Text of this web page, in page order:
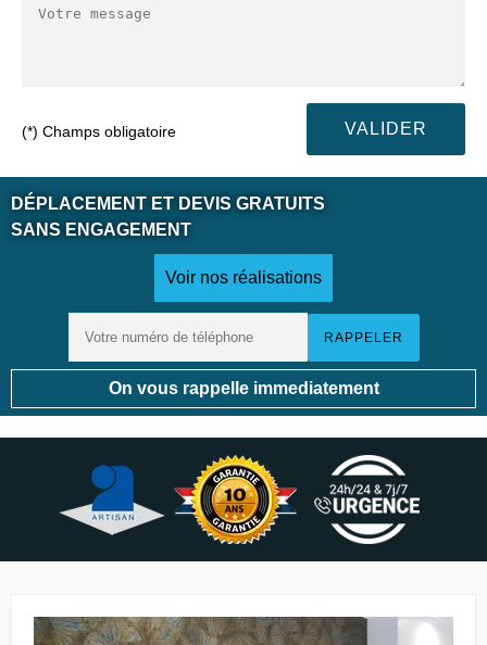
(*) Champs obligatoire
DÉPLACEMENT ET DEVIS GRATUITS
SANS ENGAGEMENT
Voir nos réalisations
On vous rappelle immediatement